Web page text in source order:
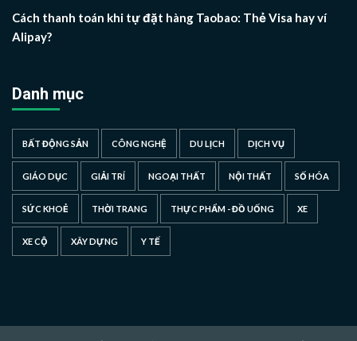
Cách thanh toán khi tự đặt hàng Taobao: Thẻ Visa hay ví
Alipay?
Danh mục
BẤT ĐỘNG SẢN CÔNG NGHỆ DU LỊCH DỊCH VỤ
GIÁO DỤC GIẢI TRÍ NGOẠI THẤT NỘI THẤT SỐ HÓA
SỨC KHOẺ THỜI TRANG THỰC PHẨM - ĐỒ UỐNG XE
XE CỘ XÂY DỰNG Y TẾ